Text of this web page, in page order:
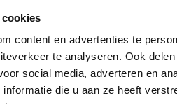
content en advertenties te
te analyseren. Ook
social media, adverteren en
die u aan ze heeft